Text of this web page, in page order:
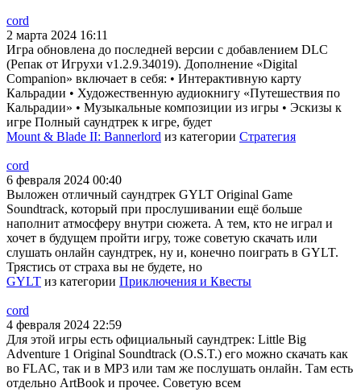
cord
2 марта 2024 16:11
Игра обновлена до последней версии с добавлением DLC
(Репак от Игрухи v1.2.9.34019). Дополнение «Digital
Companion» включает в себя: • Интерактивную карту
Кальрадии • Художественную аудиокнигу «Путешествия по
Кальрадии» • Музыкальные композиции из игры • Эскизы к
игре Полный саундтрек к игре, будет
Mount & Blade II: Bannerlord из категории Стратегия
cord
6 февраля 2024 00:40
Выложен отличный саундтрек GYLT Original Game
Soundtrack, который при прослушивании ещё больше
наполнит атмосферу внутри сюжета. А тем, кто не играл и
хочет в будущем пройти игру, тоже советую скачать или
слушать онлайн саундтрек, ну и, конечно поиграть в GYLT.
Трястись от страха вы не будете, но
GYLT из категории Приключения и Квесты
cord
4 февраля 2024 22:59
Для этой игры есть официальный саундтрек: Little Big
Adventure 1 Original Soundtrack (O.S.T.) его можно скачать как
во FLAC, так и в MP3 или там же послушать онлайн. Там есть
отдельно ArtBook и прочее. Советую всем